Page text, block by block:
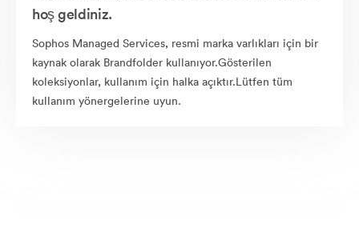
hoş geldiniz.
Sophos Managed Services, resmi marka varlıkları için bir
kaynak olarak Brandfolder kullanıyor.Gösterilen
koleksiyonlar, kullanım için halka açıktır.Lütfen tüm
kullanım yönergelerine uyun.